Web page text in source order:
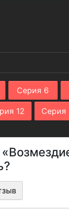
Серия 6
12 Серия